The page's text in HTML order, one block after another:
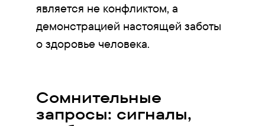
является не конфликтом, а
демонстрацией настоящей заботы
о здоровье человека.
Сомнительные
запросы: сигналы,